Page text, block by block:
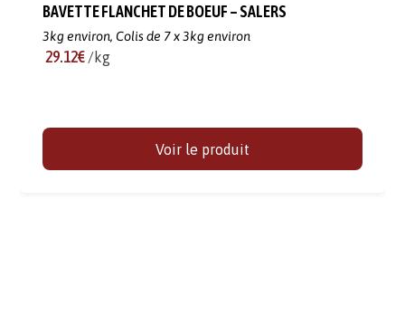
BAVETTE FLANCHET DE BOEUF – SALERS
3kg environ, Colis de 7 x 3kg environ
29.12€ /kg
Voir le produit